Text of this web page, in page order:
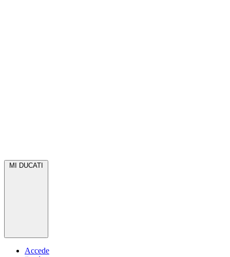
MI DUCATI
Accede